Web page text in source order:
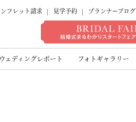
レアージュ リゾート プランナーブログ
見学予約
フレット請求
ウェディングレポート フォトギャラリー